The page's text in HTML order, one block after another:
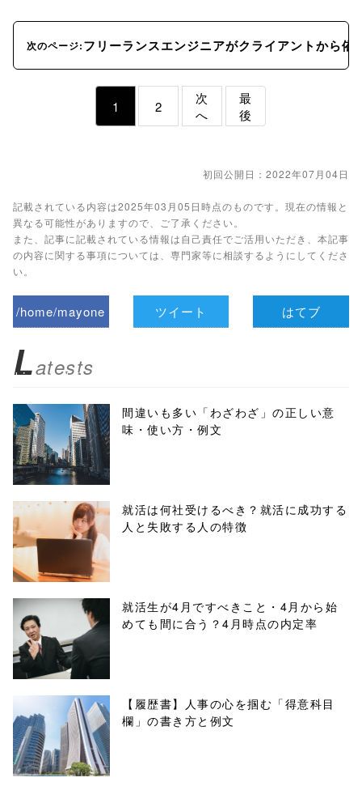
次のページ:フリーランスエンジニアがクライアントから
1 2
次
へ
最
後
初回公開日：2022年07月04日
記載されている内容は2025年03月05日時点のものです。現在の情報と
異なる可能性がありますので、ご了承ください。
また、記事に記載されている情報は自己責任でご活用いただき、本記事
の内容に関する事項については、専門家等に相談するようにしてくださ
い。
/home/mayone
biz.jp/public_ht
ml/wp-
content/themes
/tapbiz_theme/
parts/sns-
buttons.php on
line10
/1133813"
onclick="windo
w.open(this.hre
f, 'Gwindow',
'width=550,
height=450,
ツイート はてブ
Latests
間違いも多い「わざわざ」の正しい意
味・使い方・例文
就活は何社受けるべき？就活に成功する
人と失敗する人の特徴
就活生が4月ですべきこと・4月から始
めても間に合う？4月時点の内定率
【履歴書】人事の心を掴む「得意科目
欄」の書き方と例文